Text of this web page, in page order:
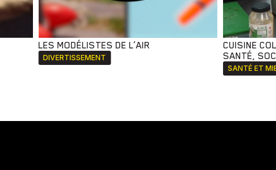
LES MODÉLISTES DE L’AIR
DIVERTISSEMENT
CUISINE
SANTÉ,
SANTÉ ET